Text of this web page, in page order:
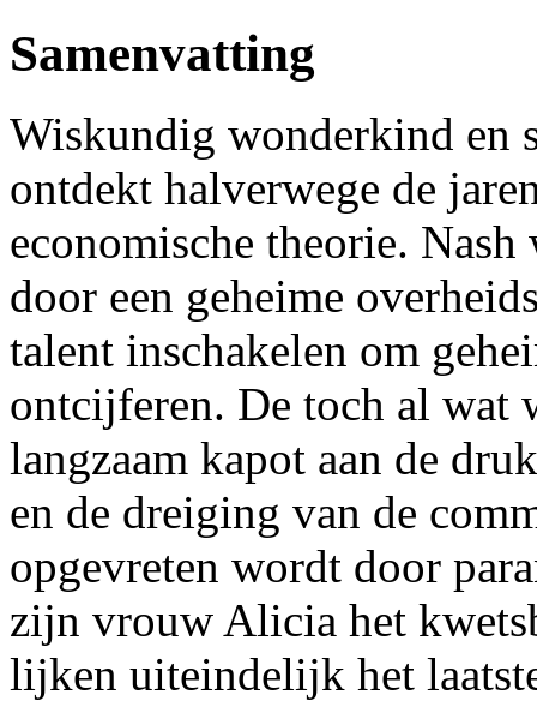
Samenvatting
Wiskundig wonderkind en
ontdekt halverwege de
economische theorie.
door een geheime
talent inschakelen om
ontcijferen. De toch al wat
langzaam kapot aan de
en de dreiging van de
opgevreten wordt door
zijn vrouw Alicia het
lijken uiteindelijk het